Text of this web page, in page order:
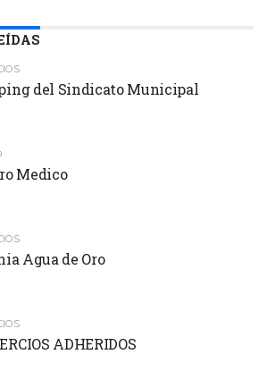
del Sindicato Municipal
Medico
Agua de Oro
ADHERIDOS